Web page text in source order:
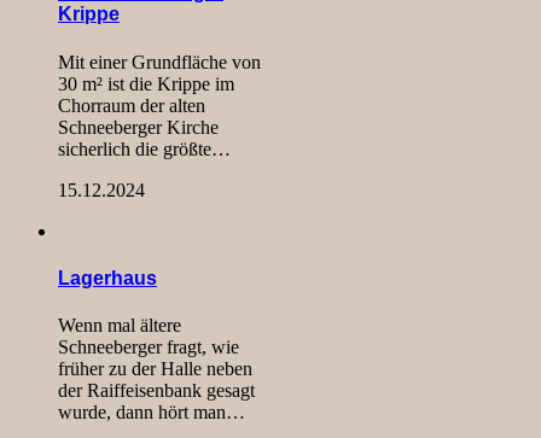
Krippe
Mit einer Grundfläche von
30 m² ist die Krippe im
Chorraum der alten
Schneeberger Kirche
sicherlich die größte…
15.12.2024
Lagerhaus
Wenn mal ältere
Schneeberger fragt, wie
früher zu der Halle neben
der Raiffeisenbank gesagt
wurde, dann hört man…